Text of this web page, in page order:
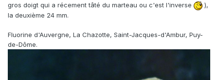
gros doigt qui a récement tâté du marteau ou c'est l'inverse
),
la deuxième 24 mm.
Fluorine d'Auvergne, La Chazotte, Saint-Jacques-d'Ambur, Puy-
de-Dôme.